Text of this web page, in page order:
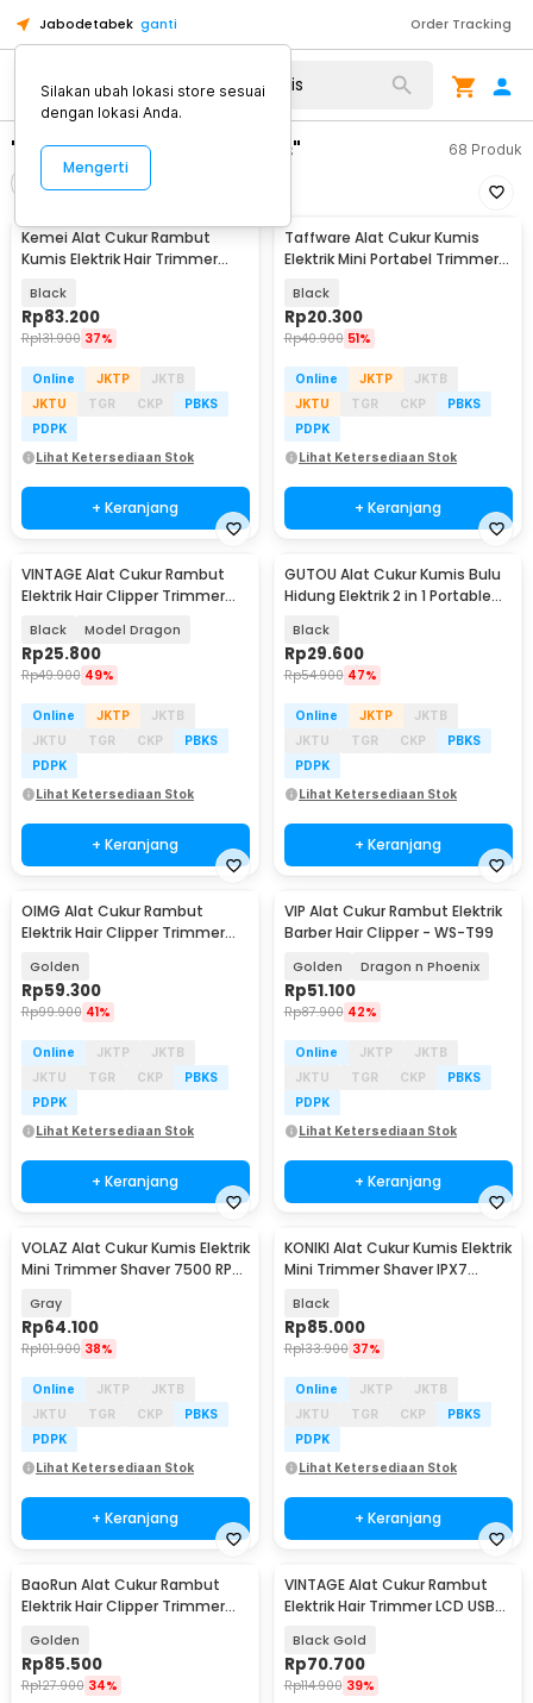
Jabodetabek ganti Order Tracking
"alat cukur rambut kumis" 68 Produk
Urutkan
Kemei Alat Cukur Rambut
Kumis Elektrik Hair Trimmer
Black
Rp83.200
Rp131.900 37%
Online JKTP
JKTB
JKTU
TGR CKP
PBKS
PDPK
Lihat Ketersediaan Stok
+ Keranjang
Taffware Alat Cukur Kumis
Elektrik Mini Portabel Trimmer
Black
Rp20.300
Rp40.900 51%
Online JKTP
JKTB
JKTU
TGR CKP
PBKS
PDPK
Lihat Ketersediaan Stok
+ Keranjang
VINTAGE Alat Cukur Rambut
Elektrik Hair Clipper Trimmer
Black Model Dragon
Rp25.800
Rp49.900 49%
Online JKTP
JKTB
JKTU
TGR CKP
PBKS
PDPK
Lihat Ketersediaan Stok
+ Keranjang
GUTOU Alat Cukur Kumis Bulu
Hidung Elektrik 2 in 1 Portable
Black
Rp29.600
Rp54.900 47%
Online JKTP
JKTB
JKTU
TGR CKP
PBKS
PDPK
Lihat Ketersediaan Stok
+ Keranjang
OIMG Alat Cukur Rambut
Elektrik Hair Clipper Trimmer
Golden
Rp59.300
Rp99.900 41%
Online JKTP
JKTB
JKTU
TGR CKP
PBKS
PDPK
Lihat Ketersediaan Stok
+ Keranjang
VIP Alat Cukur Rambut Elektrik
Barber Hair Clipper - WS-T99
Golden Dragon n Phoenix
Rp51.100
Rp87.900 42%
Online JKTP
JKTB
JKTU
TGR CKP
PBKS
PDPK
Lihat Ketersediaan Stok
+ Keranjang
VOLAZ Alat Cukur Kumis Elektrik
Mini Trimmer Shaver 7500 RPM
Gray
Rp64.100
Rp101.900 38%
Online JKTP
JKTB
JKTU
TGR CKP
PBKS
PDPK
Lihat Ketersediaan Stok
+ Keranjang
KONIKI Alat Cukur Kumis Elektrik
Mini Trimmer Shaver IPX7
Black
Rp85.000
Rp133.900 37%
Online JKTP
JKTB
JKTU
TGR CKP
PBKS
PDPK
Lihat Ketersediaan Stok
+ Keranjang
BaoRun Alat Cukur Rambut
Elektrik Hair Clipper Trimmer
Golden
Rp85.500
Rp127.900 34%
VINTAGE Alat Cukur Rambut
Elektrik Hair Trimmer LCD USB
Black Gold
Rp70.700
Rp114.900 39%
Silakan ubah lokasi store sesuai
dengan lokasi Anda.
Mengerti